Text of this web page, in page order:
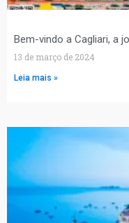
Bem-vindo a Cagliari, a
13 de março de 2024
Leia mais »